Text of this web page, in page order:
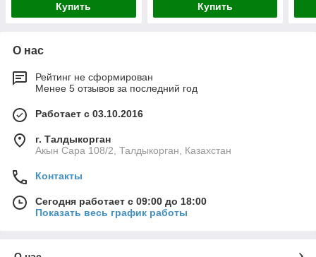
Купить Купить
О нас
Рейтинг не сформирован
Менее 5 отзывов за последний год
Работает с 03.10.2016
г. Талдыкорган
Акын Сара 108/2, Талдыкорган, Казахстан
Контакты
Сегодня работает с 09:00 до 18:00
Показать весь график работы